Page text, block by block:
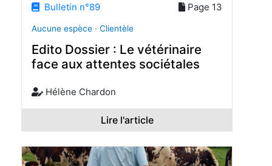
Bulletin n°89 Page 13
Aucune espèce · Clientèle
Edito Dossier : Le vétérinaire
face aux attentes sociétales
Hélène Chardon
Lire l'article